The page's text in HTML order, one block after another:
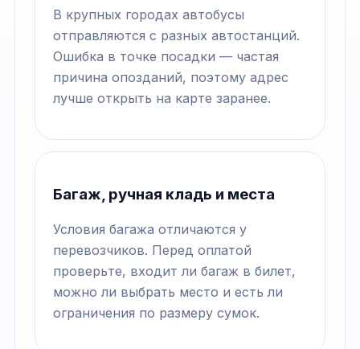
В крупных городах автобусы
отправляются с разных автостанций.
Ошибка в точке посадки — частая
причина опозданий, поэтому адрес
лучше открыть на карте заранее.
Багаж, ручная кладь и места
Условия багажа отличаются у
перевозчиков. Перед оплатой
проверьте, входит ли багаж в билет,
можно ли выбрать место и есть ли
ограничения по размеру сумок.